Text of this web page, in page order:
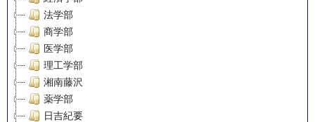
法学部
商学部
医学部
理工学部
湘南藤沢
薬学部
日吉紀要